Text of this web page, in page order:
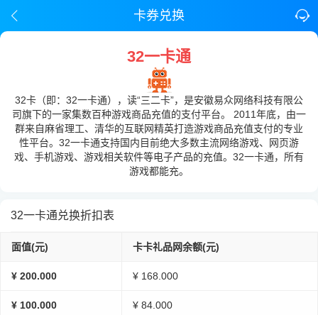
卡券兑换
32一卡通
32卡（即：32一卡通），读“三二卡”，是安徽易众网络科技有限公
司旗下的一家集数百种游戏商品充值的支付平台。 2011年底，由一
群来自麻省理工、清华的互联网精英打造游戏商品充值支付的专业
性平台。32一卡通支持国内目前绝大多数主流网络游戏、网页游
戏、手机游戏、游戏相关软件等电子产品的充值。32一卡通，所有
游戏都能充。
32一卡通兑换折扣表
面值(元) 卡卡礼品网余额(元)
¥ 200.000 ¥ 168.000
¥ 100.000 ¥ 84.000